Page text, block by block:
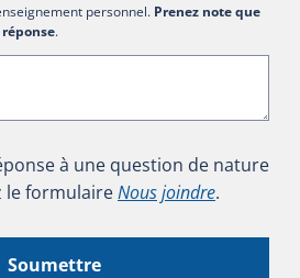
personnel. Prenez note que
.
à une question de nature
le formulaireNous joindre.
Soumettre